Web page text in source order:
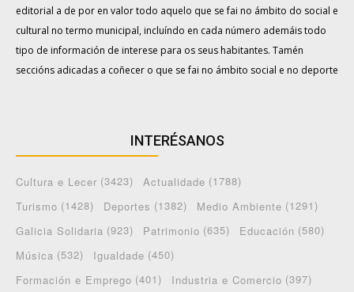
editorial a de por en valor todo aquelo que se fai no ámbito do social e
cultural no termo municipal, incluíndo en cada número ademáis todo
tipo de información de interese para os seus habitantes. Tamén
seccións adicadas a coñecer o que se fai no ámbito social e no deporte
INTERÉSANOS
Cultura e Lecer (3423) Actualidade (1788)
Turismo (1428) Deportes (1382) Medio Ambiente (1291)
Galicia Solidaria (923) Patrimonio (635) Educación (580)
Música (532) Igualdade (450)
Formación e Emprego (401) Industria e Comercio (397)